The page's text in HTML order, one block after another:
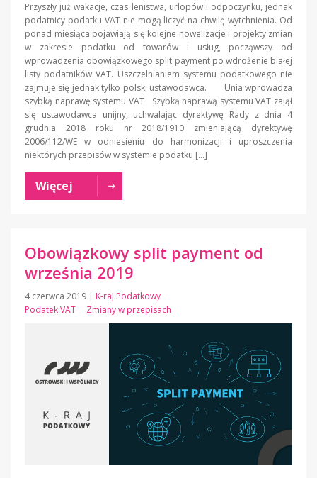
Przyszły już wakacje, czas lenistwa, urlopów i odpoczynku, jednak
podatnicy podatku VAT nie mogą liczyć na chwilę wytchnienia. Od
ponad miesiąca pojawiają się kolejne nowelizacje i projekty zmian
w zakresie podatku od towarów i usług, począwszy od
wprowadzenia obowiązkowego split payment po wdrożenie białej
listy podatników VAT. Uszczelnianiem systemu podatkowego nie
zajmuje się jednak tylko polski ustawodawca. Unia wprowadza
szybką naprawę systemu VAT Szybką naprawą systemu VAT zajął
się ustawodawca unijny, uchwalając dyrektywę Rady z dnia 4
grudnia 2018 roku nr 2018/1910 zmieniającą dyrektywę
2006/112/WE w odniesieniu do harmonizacji i uproszczenia
niektórych przepisów w systemie podatku […]
Więcej
Obowiązkowy split payment od
września 2019
4 czerwca 2019 | K-raj Podatkowy
Podatek VAT
Zmiany w przepisach